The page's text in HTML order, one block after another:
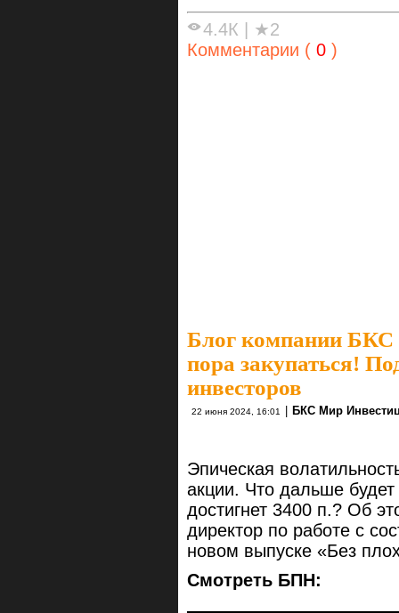
4.4К
★2
Комментарии ( 0 )
Блог компании БКС
пора закупаться!
инвесторов
22 июня 2024, 16:01 БКС Мир
Эпическая
акции. Что дальше
достигнет 3400 п.? Об
директор по работе с
новом выпуске «Без
Смотреть БПН: